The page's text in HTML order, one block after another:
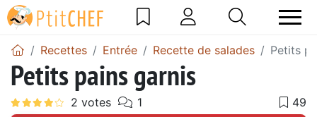
Recettes Entrée Recette de salades Petits
Petits pains garnis